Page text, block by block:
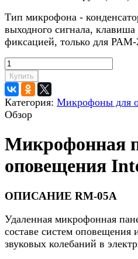
Тип микрофона -
выходного сигнала,
фиксацией, только для
Купить
Категория: Микрофоны для
Обзор
Микрофонная
оповещения
ОПИСАНИЕ RM-05A
Удаленная микрофонная
составе систем оповещения
звуковых колебаний в